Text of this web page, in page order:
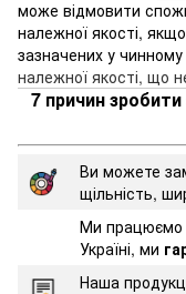
може відмовити
належної якості,
зазначених у чинному
належної якості, що
7 причин
Ви можете
щільність,
Ми працюємо
Україні, ми
Наша